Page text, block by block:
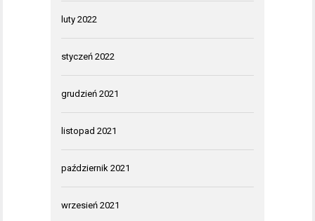
luty 2022
styczeń 2022
grudzień 2021
listopad 2021
październik 2021
wrzesień 2021